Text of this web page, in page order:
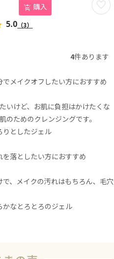
購入
5.0 （3）
4件あります
メイクオフしたい方におすすめ
いけど、お肌に負担はかけたくな
のためのクレンジングです。
りとしたジェル
落としたい方におすすめ
、メイクの汚れはもちろん、毛穴
なとろとろのジェル